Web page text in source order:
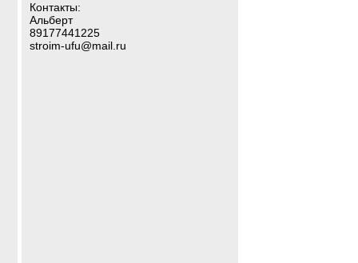
Контакты:
Альберт
89177441225
stroim-ufu@mail.ru